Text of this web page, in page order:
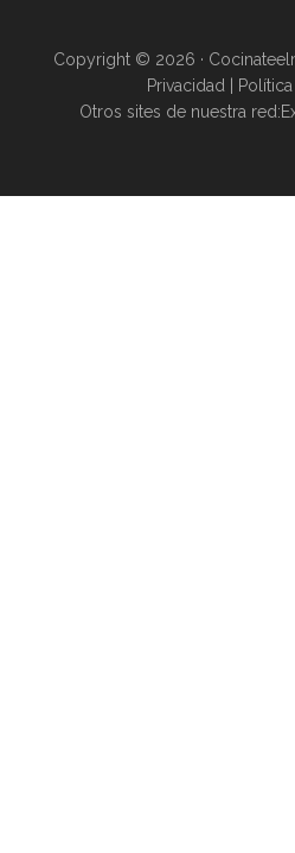
Copyright © 2026 ·
Privacidad
Otros sites de nuestra red: